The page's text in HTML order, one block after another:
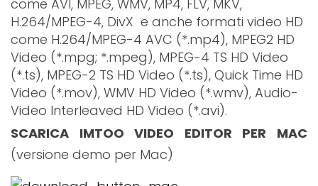
come AVI, MPEG, WMV, MP4, FLV, MKV,
H.264/MPEG-4, DivX e anche formati video HD
come H.264/MPEG-4 AVC (*.mp4), MPEG2 HD
Video (*.mpg; *.mpeg), MPEG-4 TS HD Video
(*.ts), MPEG-2 TS HD Video (*.ts), Quick Time HD
Video (*.mov), WMV HD Video (*.wmv), Audio-
Video Interleaved HD Video (*.avi).
SCARICA IMTOO VIDEO EDITOR PER MAC
(versione demo per Mac)